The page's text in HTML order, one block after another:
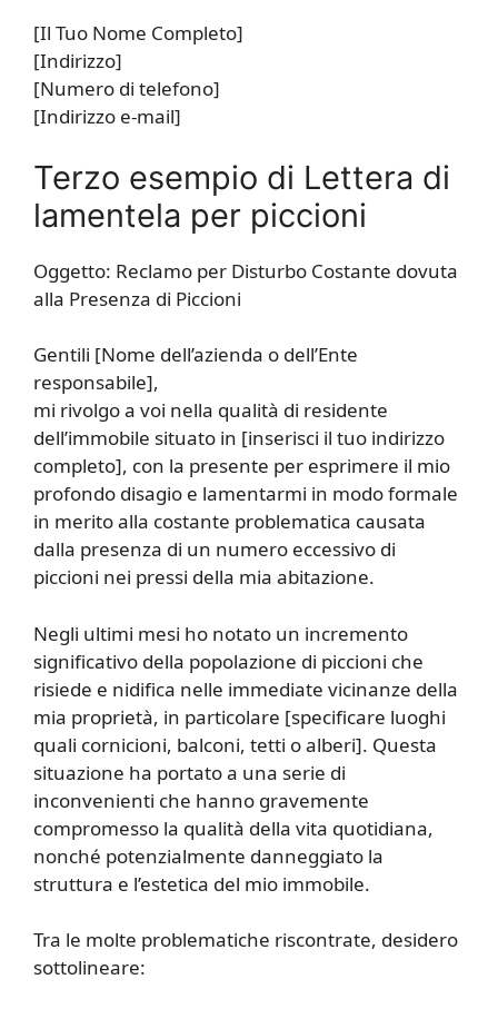
[Il Tuo Nome Completo]
[Indirizzo]
[Numero di telefono]
[Indirizzo e-mail]
Terzo esempio di Lettera di
lamentela per piccioni
Oggetto: Reclamo per Disturbo Costante dovuta
alla Presenza di Piccioni
Gentili [Nome dell’azienda o dell’Ente
responsabile],
mi rivolgo a voi nella qualità di residente
dell’immobile situato in [inserisci il tuo indirizzo
completo], con la presente per esprimere il mio
profondo disagio e lamentarmi in modo formale
in merito alla costante problematica causata
dalla presenza di un numero eccessivo di
piccioni nei pressi della mia abitazione.
Negli ultimi mesi ho notato un incremento
significativo della popolazione di piccioni che
risiede e nidifica nelle immediate vicinanze della
mia proprietà, in particolare [specificare luoghi
quali cornicioni, balconi, tetti o alberi]. Questa
situazione ha portato a una serie di
inconvenienti che hanno gravemente
compromesso la qualità della vita quotidiana,
nonché potenzialmente danneggiato la
struttura e l’estetica del mio immobile.
Tra le molte problematiche riscontrate, desidero
sottolineare: